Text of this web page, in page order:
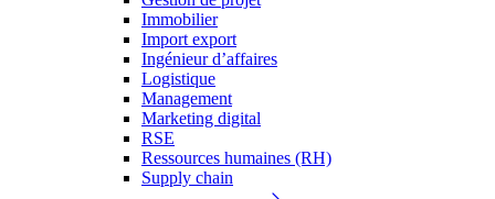
Immobilier
Import export
Ingénieur d’affaires
Logistique
Management
Marketing digital
RSE
Ressources humaines (RH)
Supply chain